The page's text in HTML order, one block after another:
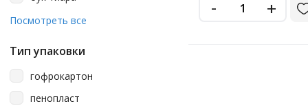
бук тиара/серый
дуб сонома
Посмотреть все
Тип упаковки
гофрокартон
пенопласт
- +